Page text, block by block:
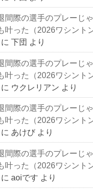
間際の選手のプレーじ
叶った（2026ワシント
に下団 より
間際の選手のプレーじ
叶った（2026ワシント
に ウクレリアン より
間際の選手のプレーじ
叶った（2026ワシント
に あけび より
間際の選手のプレーじ
叶った（2026ワシント
にaoiです より